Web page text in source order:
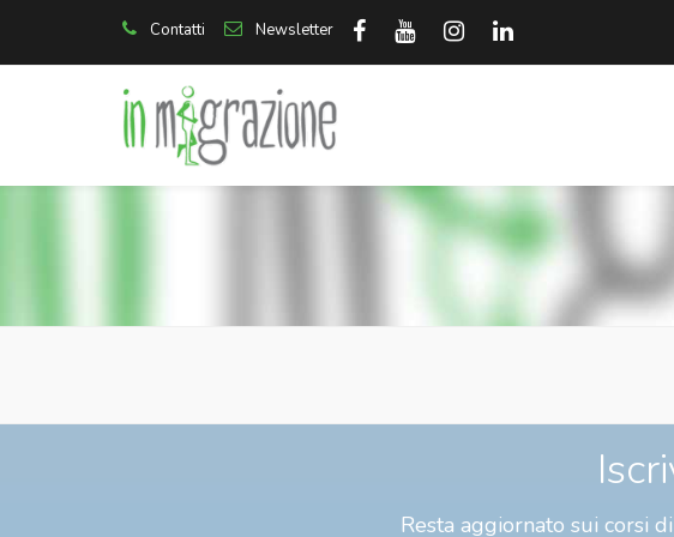
Contatti Newsletter
Resta aggiornato sui corsi